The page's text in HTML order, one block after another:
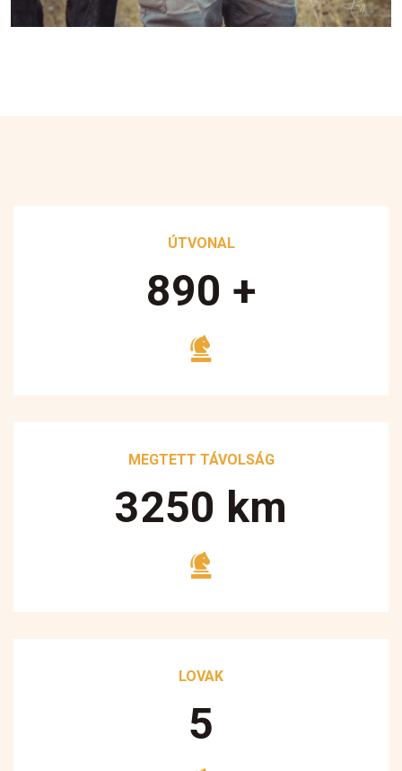
ÚTVONAL
890 +
MEGTETT TÁVOLSÁG
3250 km
LOVAK
5